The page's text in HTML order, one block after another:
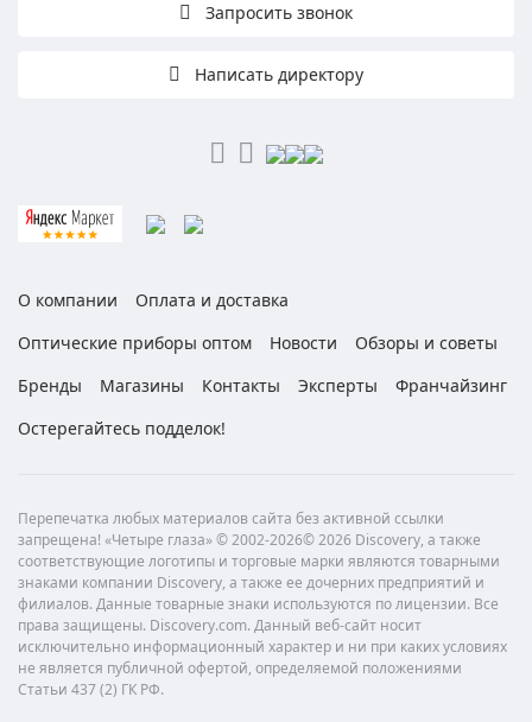
Запросить звонок
Написать директору
О компании
Оплата и доставка
Оптические приборы оптом
Новости
Обзоры и советы
Бренды
Магазины Контакты Эксперты
Франчайзинг
Остерегайтесь подделок!
Перепечатка любых материалов сайта без активной ссылки
запрещена! «Четыре глаза» © 2002-2026© 2026 Discovery, а также
соответствующие логотипы и торговые марки являются товарными
знаками компании Discovery, а также ее дочерних предприятий и
филиалов. Данные товарные знаки используются по лицензии. Все
права защищены. Discovery.com. Данный веб-сайт носит
исключительно информационный характер и ни при каких условиях
не является публичной офертой, определяемой положениями
Статьи 437 (2) ГК РФ.